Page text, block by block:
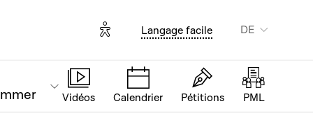
Options d'accessibilité
Langage facile DE
Vidéos Calendrier Pétitions PML